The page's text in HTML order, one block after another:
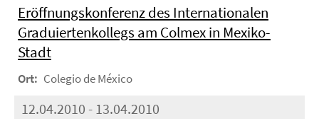
Eröffnungskonferenz des Internationalen
Graduiertenkollegs am Colmex in Mexiko-
Stadt
Ort: Colegio de México
12.04.2010 - 13.04.2010